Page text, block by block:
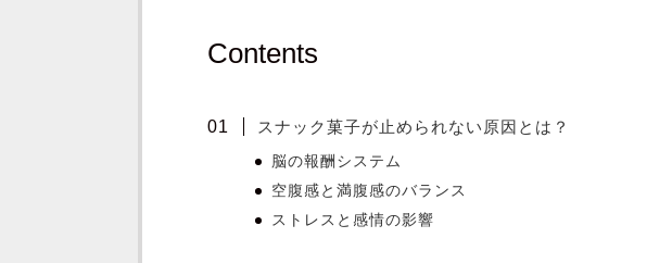
Contents
スナック菓子が止められない原因とは？
脳の報酬システム
空腹感と満腹感のバランス
ストレスと感情の影響